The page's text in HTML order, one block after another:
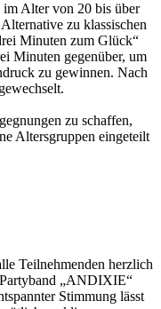
im Alter von 20 bis über
zu klassischen
Minuten zum Glück“
Minuten gegenüber, um
zu gewinnen. Nach
zu schaffen,
Altersgruppen eingeteilt
Teilnehmenden herzlich
„ANDIXIE“
Stimmung lässt